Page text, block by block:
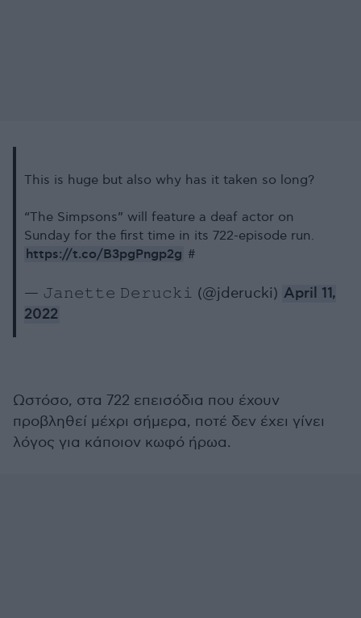
This is huge but also why has it taken so long?
“The Simpsons” will feature a deaf actor on
Sunday for the first time in its 722-episode run.
https://t.co/B3pgPngp2g #
— 𝙹𝚊𝚗𝚎𝚝𝚝𝚎 𝙳𝚎𝚛𝚞𝚌𝚔𝚒 (@jderucki) April 11,
2022
Ωστόσο, στα 722 επεισόδια που έχουν
προβληθεί μέχρι σήμερα, ποτέ δεν έχει γίνει
λόγος για κάποιον κωφό ήρωα.